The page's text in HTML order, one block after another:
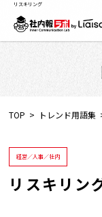
社
セ
Web
資
リスキリング
TOP トレンド用語集
経営／人事／社内
リスキリン